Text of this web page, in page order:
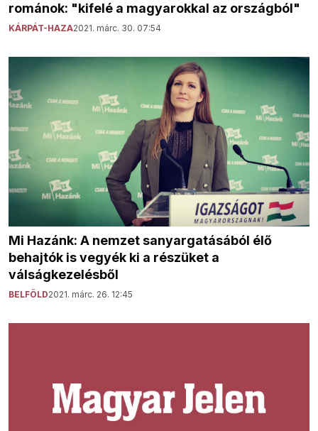
románok: "kifelé a magyarokkal az országból"
KÁRPÁT-HAZA2021. márc. 30. 07:54
Mi Hazánk: A nemzet sanyargatásából élő
behajtók is vegyék ki a részüket a
válságkezelésből
BELFÖLD2021. márc. 26. 12:45